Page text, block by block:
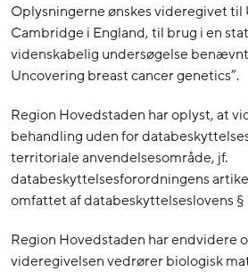
Oplysningerne ønskes videregivet til
Cambridge i England, til brug i en
videnskabelig undersøgelse benævnt
Uncovering breast cancer genetics”.
Region Hovedstaden har oplyst, at
behandling uden for
territoriale anvendelsesområde, jf.
databeskyttelsesforordningens
omfattet af databeskyttelseslovens §
Region Hovedstaden har endvidere
videregivelsen vedrører biologisk